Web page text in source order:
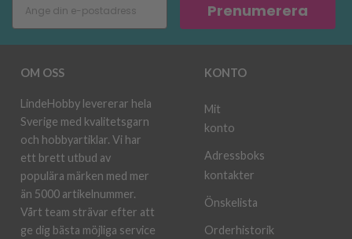
Prenumerera
OM OSS
LindeHobby levererar hela
Sverige med kvalitetsgarn
och hobbyartiklar. Vi har
ett brett utbud av
populära märken med mer
än 5000 artikelnummer.
Vårt team strävar efter att
ge dig bästa möjliga service
KONTO
Mit
konto
Adressboks
kontakter
Önskelista
Orderhistorik